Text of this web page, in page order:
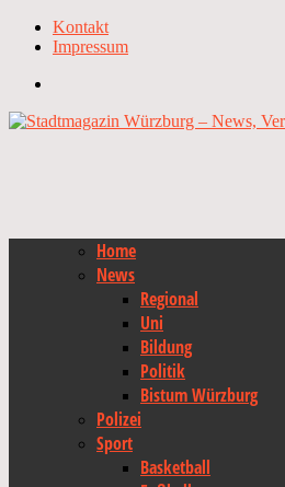
Kontakt
Impressum
Home
News
Regional
Uni
Bildung
Politik
Bistum Würzburg
Polizei
Sport
Basketball